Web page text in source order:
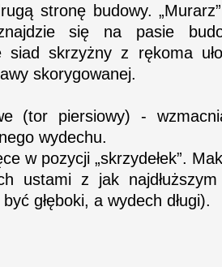
stronę budowy.
się na pasie
siad skrzyżny z rękoma
skorygowanej.
(tor piersiowy) -
wydechu.
w pozycji „skrzydełek”.
ustami z jak
głęboki, a wydech długi).